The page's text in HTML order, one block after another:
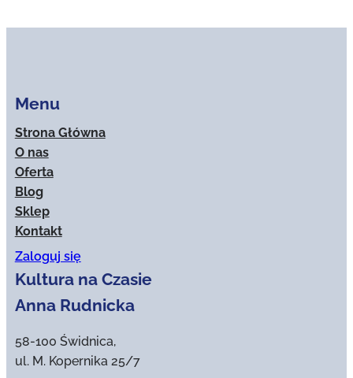
Menu
Strona Główna
O nas
Oferta
Blog
Sklep
Kontakt
Zaloguj się
Kultura na Czasie
Anna Rudnicka
58-100 Świdnica,
ul. M. Kopernika 25/7